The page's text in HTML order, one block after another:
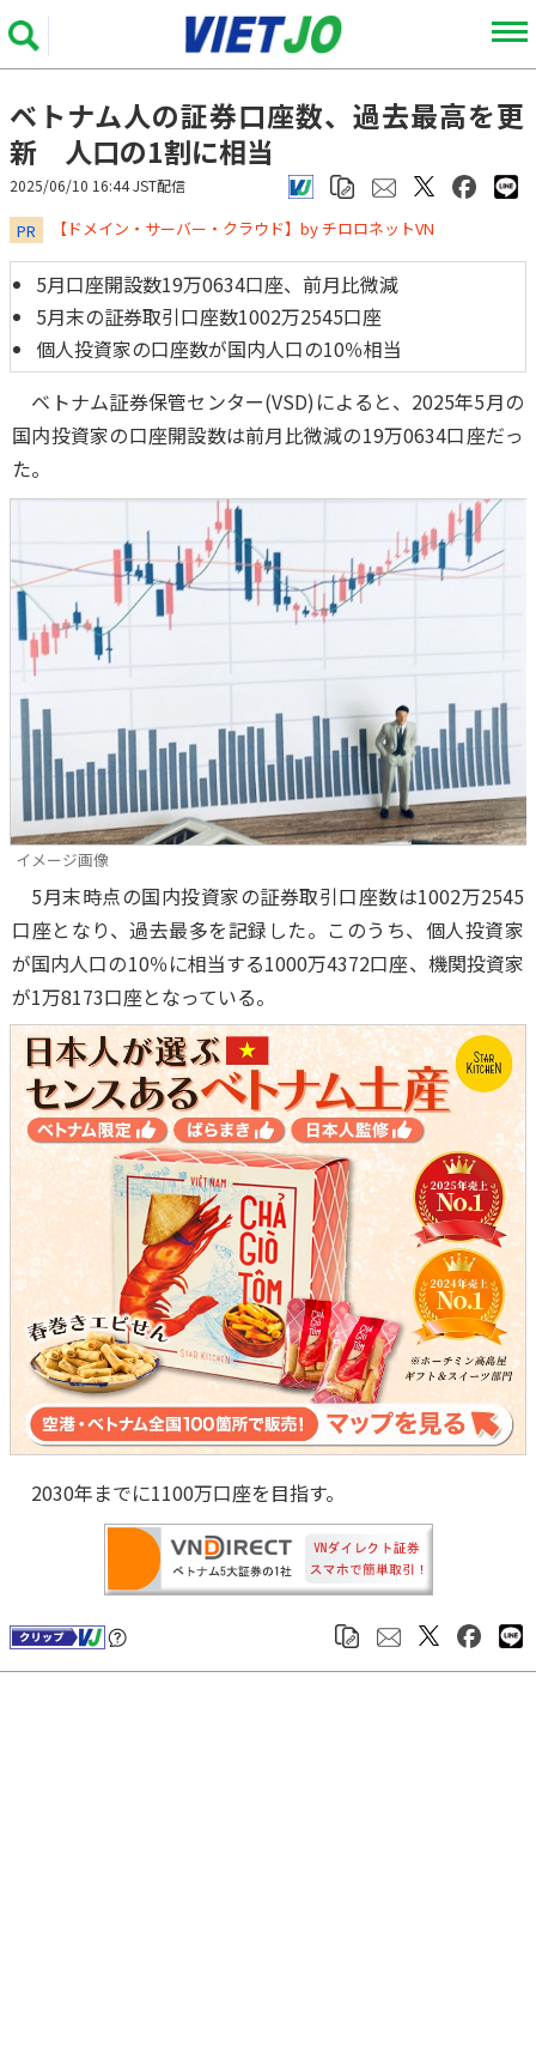
ベトナム人の証券口座数、過去最高を更
新 人口の1割に相当
2025/06/10 16:44 JST配信
PR ​​​​​​​【ドメイン・サーバー・クラウド】by チロロネットVN
5月口座開設数19万0634口座、前月比微減
5月末の証券取引口座数1002万2545口座
個人投資家の口座数が国内人口の10％相当
ベトナム証券保管センター(VSD)によると、2025年5月の
国内投資家の口座開設数は前月比微減の19万0634口座だっ
た。
イメージ画像
5月末時点の国内投資家の証券取引口座数は1002万2545
口座となり、過去最多を記録した。このうち、個人投資家
が国内人口の10％に相当する1000万4372口座、機関投資家
が1万8173口座となっている。
2030年までに1100万口座を目指す。